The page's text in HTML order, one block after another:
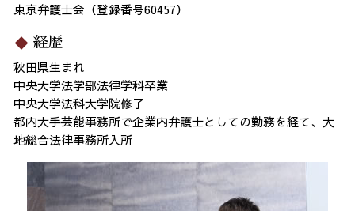
東京弁護士会（登録番号60457）
経歴
秋田県生まれ
中央大学法学部法律学科卒業
中央大学法科大学院修了
都内大手芸能事務所で企業内弁護士としての勤務を経て、大
地総合法律事務所入所